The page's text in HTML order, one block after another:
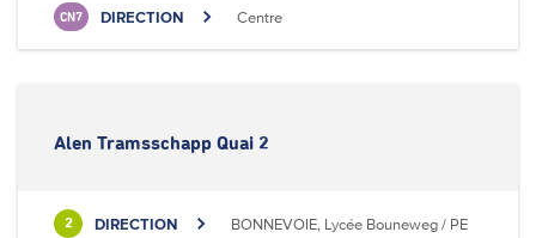
CN7 DIRECTION Centre
Alen Tramsschapp Quai 2
2 DIRECTION BONNEVOIE, Lycée Bouneweg / PE